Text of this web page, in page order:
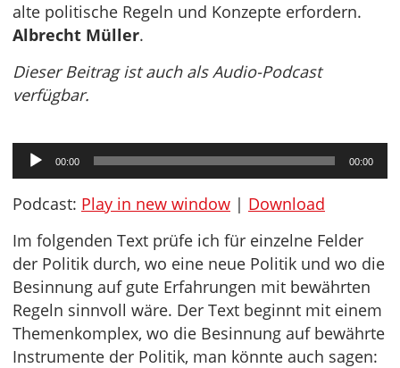
alte politische Regeln und Konzepte erfordern.
Albrecht Müller.
Dieser Beitrag ist auch als Audio-Podcast
verfügbar.
Audio-
Player
00:00 00:00
Podcast: Play in new window | Download
Im folgenden Text prüfe ich für einzelne Felder
der Politik durch, wo eine neue Politik und wo die
Besinnung auf gute Erfahrungen mit bewährten
Regeln sinnvoll wäre. Der Text beginnt mit einem
Themenkomplex, wo die Besinnung auf bewährte
Instrumente der Politik, man könnte auch sagen: